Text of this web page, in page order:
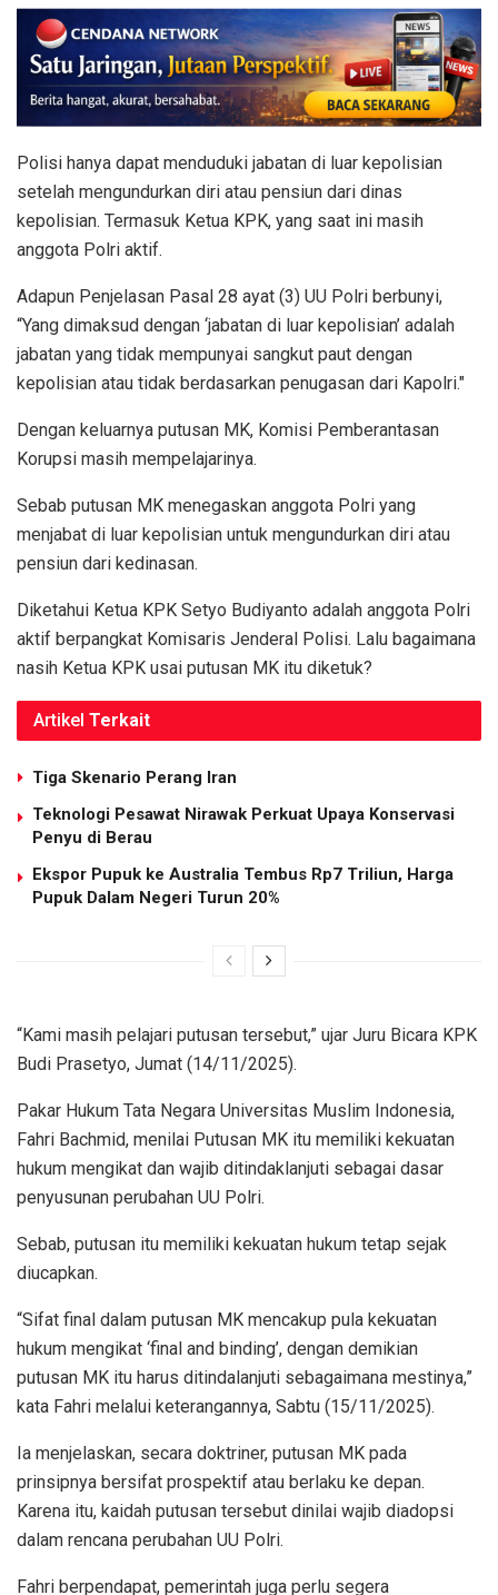
Polisi hanya dapat menduduki jabatan di luar kepolisian
setelah mengundurkan diri atau pensiun dari dinas
kepolisian. Termasuk Ketua KPK, yang saat ini masih
anggota Polri aktif.
Adapun Penjelasan Pasal 28 ayat (3) UU Polri berbunyi,
“Yang dimaksud dengan ‘jabatan di luar kepolisian’ adalah
jabatan yang tidak mempunyai sangkut paut dengan
kepolisian atau tidak berdasarkan penugasan dari Kapolri."
Dengan keluarnya putusan MK, Komisi Pemberantasan
Korupsi masih mempelajarinya.
Sebab putusan MK menegaskan anggota Polri yang
menjabat di luar kepolisian untuk mengundurkan diri atau
pensiun dari kedinasan.
Diketahui Ketua KPK Setyo Budiyanto adalah anggota Polri
aktif berpangkat Komisaris Jenderal Polisi. Lalu bagaimana
nasih Ketua KPK usai putusan MK itu diketuk?
Artikel Terkait
Tiga Skenario Perang Iran
Teknologi Pesawat Nirawak Perkuat Upaya Konservasi
Penyu di Berau
Ekspor Pupuk ke Australia Tembus Rp7 Triliun, Harga
Pupuk Dalam Negeri Turun 20%
“Kami masih pelajari putusan tersebut,” ujar Juru Bicara KPK
Budi Prasetyo, Jumat (14/11/2025).
Pakar Hukum Tata Negara Universitas Muslim Indonesia,
Fahri Bachmid, menilai Putusan MK itu memiliki kekuatan
hukum mengikat dan wajib ditindaklanjuti sebagai dasar
penyusunan perubahan UU Polri.
Sebab, putusan itu memiliki kekuatan hukum tetap sejak
diucapkan.
“Sifat final dalam putusan MK mencakup pula kekuatan
hukum mengikat ‘final and binding’, dengan demikian
putusan MK itu harus ditindalanjuti sebagaimana mestinya,”
kata Fahri melalui keterangannya, Sabtu (15/11/2025).
Ia menjelaskan, secara doktriner, putusan MK pada
prinsipnya bersifat prospektif atau berlaku ke depan.
Karena itu, kaidah putusan tersebut dinilai wajib diadopsi
dalam rencana perubahan UU Polri.
Fahri berpendapat, pemerintah juga perlu segera